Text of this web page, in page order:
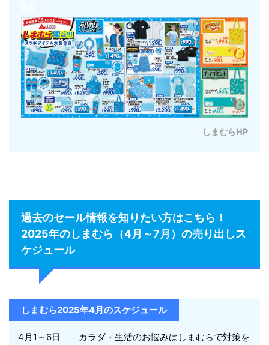
しまむらHP
過去のセール情報を知りたい方はこちら！
2025年のしまむら（4月～7月）の売り出しス
ケジュール
しまむら2025年4月のスケジュール
4月1～6日 カラダ・生活のお悩みはしまむらで対策を